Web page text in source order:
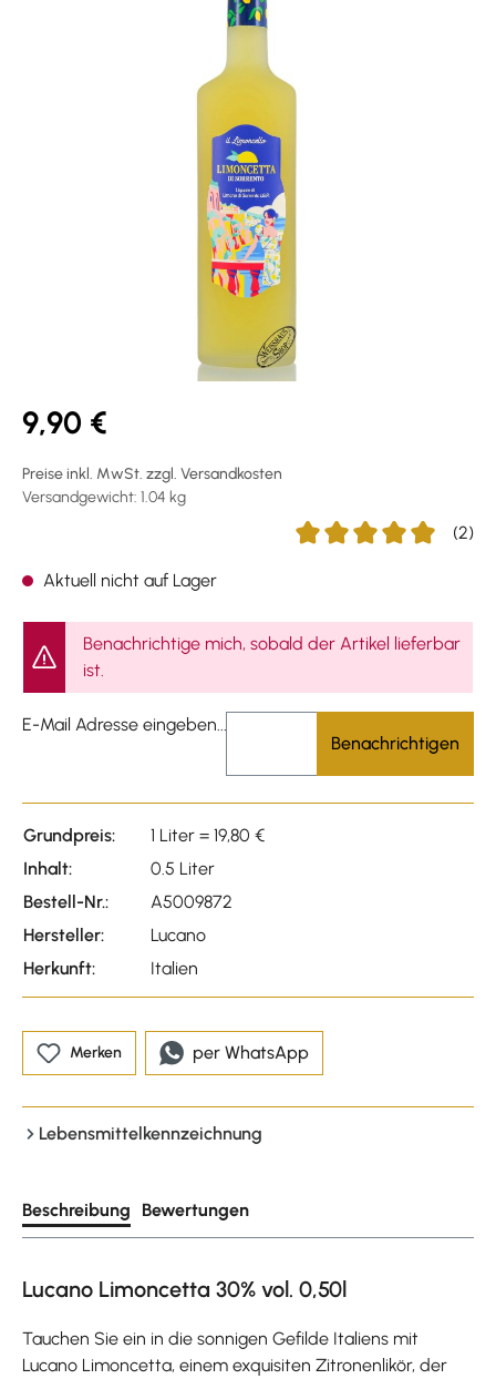
9,90 €
Preise inkl. MwSt. zzgl. Versandkosten
Versandgewicht: 1.04 kg
(2)
Aktuell nicht auf Lager
Benachrichtige mich, sobald der Artikel lieferbar
ist.
E-Mail Adresse eingeben...
Benachrichtigen
Grundpreis:
1 Liter = 19,80 €
Inhalt:
0.5 Liter
Bestell-Nr.:
A5009872
Hersteller:
Lucano
Herkunft:
Italien
Merken per WhatsApp
Lebensmittelkennzeichnung
Beschreibung Bewertungen
Lucano Limoncetta 30% vol. 0,50l
Tauchen Sie ein in die sonnigen Gefilde Italiens mit
Lucano Limoncetta, einem exquisiten Zitronenlikör, der